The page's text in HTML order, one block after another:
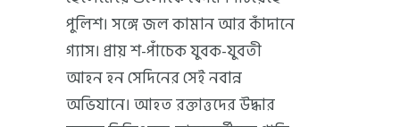
পুলিশ। সঙ্গে জল কামান আর কাঁদানে
গ্যাস। প্রায় শ-পাঁচেক যুবক-যুবতী
আহন হন সেদিনের সেই নবান্ন
অভিযানে। আহত রক্তাত্তদের উদ্ধার